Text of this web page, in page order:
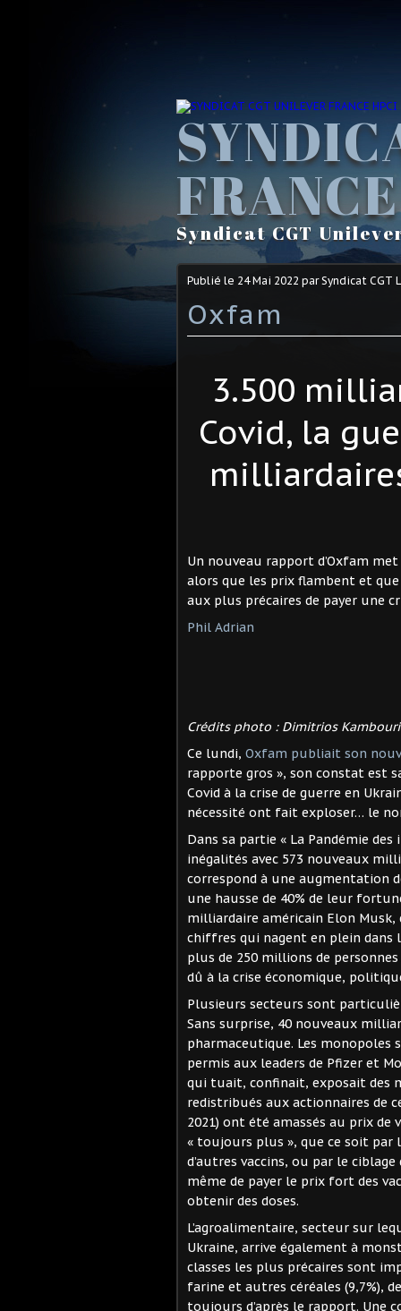
Syndicat CGT
Publié le 24 Mai 2022 par Syndicat CGT
Oxfam
3.500
Covid, la
Un nouveau rapport d’Oxfam
alors que les prix flambent et que
aux plus précaires de payer une
Phil Adrian
Crédits photo : Dimitrios
Ce lundi, Oxfam publiait son
rapporte gros », son constat est
Covid à la crise de guerre en
nécessité ont fait exploser… le
Dans sa partie « La Pandémie
inégalités avec 573 nouveaux
correspond à une augmentation
une hausse de 40% de leur
milliardaire américain Elon Musk,
chiffres qui nagent en plein dans
plus de 250 millions de
dû à la crise économique,
Plusieurs secteurs sont
Sans surprise, 40 nouveaux
pharmaceutique. Les monopoles
permis aux leaders de Pfizer et
qui tuait, confinait, exposait des
redistribués aux actionnaires de
2021) ont été amassés au prix
« toujours plus », que ce soit par
d’autres vaccins, ou par le
même de payer le prix fort des
obtenir des doses.
L’agroalimentaire, secteur sur
Ukraine, arrive également à
classes les plus précaires sont
farine et autres céréales (9,7%),
toujours d’après le rapport. Une